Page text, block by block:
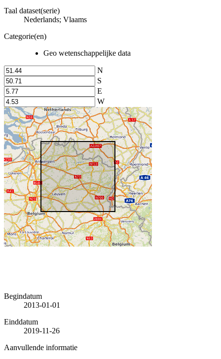
Taal dataset(serie)
Nederlands; Vlaams
Categorie(en)
Geo wetenschappelijke data
N
S
E
W
Begindatum
2013-01-01
Einddatum
2019-11-26
Aanvullende informatie